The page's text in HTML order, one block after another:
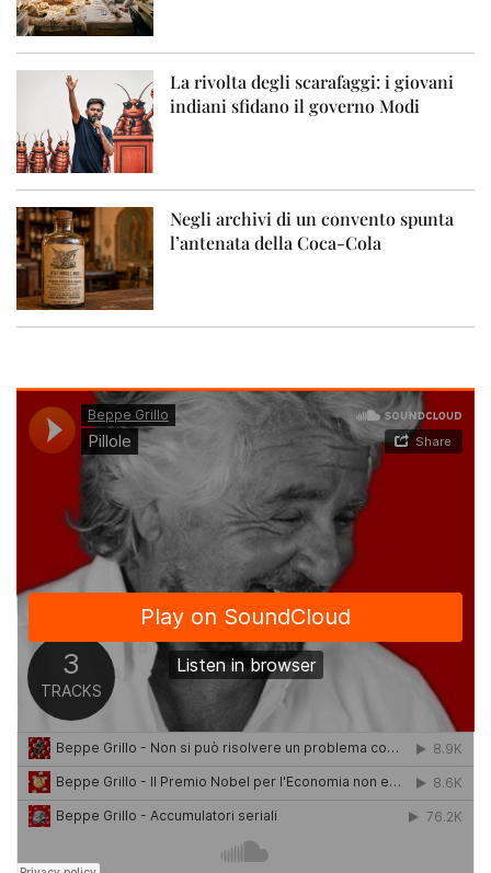
La rivolta degli scarafaggi: i giovani
indiani sfidano il governo Modi
Negli archivi di un convento spunta
l’antenata della Coca-Cola